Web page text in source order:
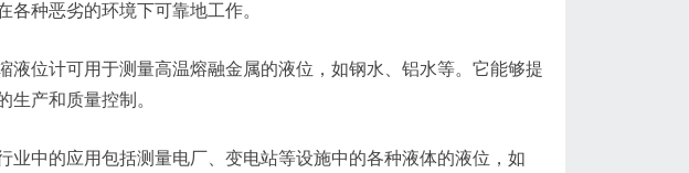
种恶劣的环境下可靠地工作。
位计可用于测量高温熔融金属的液位，如钢水、铝水等。它能够提
生产和质量控制。
中的应用包括测量电厂、变电站等设施中的各种液体的液位，如